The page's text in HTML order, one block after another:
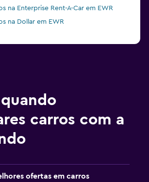
na Enterprise Rent-A-Car em EWR
na Dollar em EWR
carros com a
ofertas em carros